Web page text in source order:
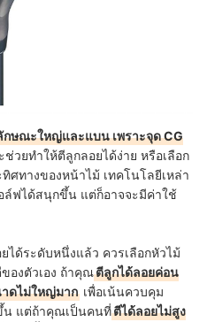
กษณะใหญ่และแบน เพราะจุด CG
ช่วยทำให้ตีลูกลอยได้ง่าย หรือเลือก
ศทางของหน้าไม้ เทคโนโลยีเหล่า
ฟได้สนุกขึ้น แต่ก็อาจจะมีค่าใช้
ได้ระดับหนึ่งแล้ว ควรเลือกหัวไม้
องตัวเอง ถ้าคุณตีลูกได้ลอยค่อน
ดไม่ใหญ่มาก เพื่อเน้นควบคุม
น แต่ถ้าคุณเป็นคนที่ตีได้ลอยไม่สูง